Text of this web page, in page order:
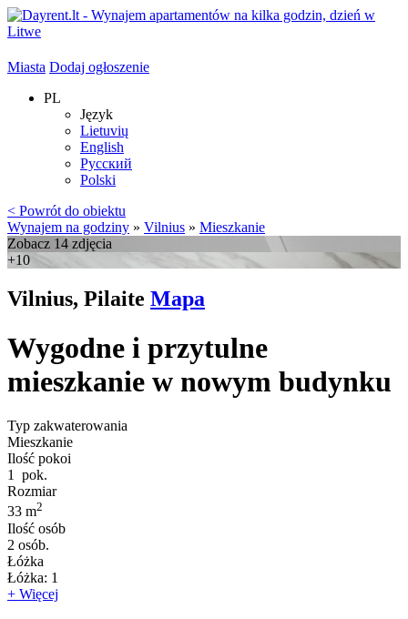
Miasta Dodaj ogłoszenie
PL
Język
Lietuvių
English
Русский
Polski
< Powrót do obiektu
Wynajem na godziny » Vilnius » Mieszkanie
Zobacz 14 zdjęcia
+10
Vilnius, Pilaite Mapa
Wygodne i przytulne
mieszkanie w nowym budynku
Typ zakwaterowania
Mieszkanie
Ilość pokoi
1
pok.
Rozmiar
33 m2
Ilość osób
2 osób.
Łóżka
Łóżka: 1
+ Więcej